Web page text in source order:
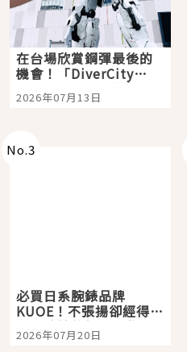
在台場欣賞鋼彈最後的
機會！「DiverCity
Tokyo Plaza」搭船、
購物、美食及夜景，一
2026年07月13日
No.3
必買日系腕錶品牌
KUOE！不張揚卻經得起
時間洗鍊的經典之作五
選
2026年07月20日